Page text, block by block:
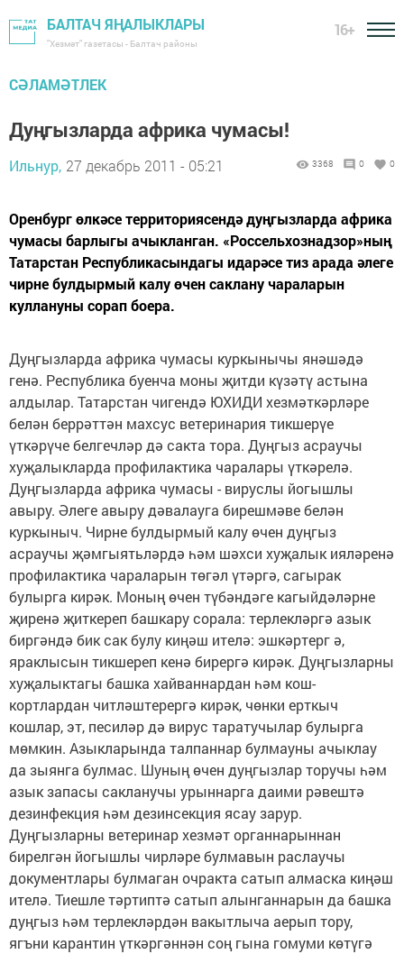
БАЛТАЧ ЯҢАЛЫКЛАРЫ
"Хезмәт" газетасы - Балтач районы
16+
СӘЛАМӘТЛЕК
Дуңгызларда африка чумасы!
Ильнур, 27 декабрь 2011 - 05:21 3368 0 0
Оренбург өлкәсе территориясендә дуңгызларда африка
чумасы барлыгы ачыкланган. «Россельхознадзор»ның
Татарстан Республикасындагы идарәсе тиз арада әлеге
чирне булдырмый калу өчен саклану чараларын
куллануны сорап боера.
Дуңгызларда африка чумасы куркынычы янәшәдә
генә. Республика буенча моны җитди күзәтү астына
алдылар. Татарстан чигендә ЮХИДИ хезмәткәрләре
белән беррәттән махсус ветеринария тикшерүе
үткәрүче белгечләр дә сакта тора. Дуңгыз асраучы
хуҗалыкларда профилактика чаралары үткәрелә.
Дуңгызларда африка чумасы - вируслы йогышлы
авыру. Әлеге авыру дәвалауга бирешмәве белән
куркыныч. Чирне булдырмый калу өчен дуңгыз
асраучы җәмгыятьләрдә һәм шәхси хуҗалык ияләренә
профилактика чараларын төгәл үтәргә, сагырак
булырга кирәк. Моның өчен түбәндәге кагыйдәләрне
җиренә җиткереп башкару сорала: терлекләргә азык
биргәндә бик сак булу киңәш ителә: эшкәртерг ә,
яраклысын тикшереп кенә бирергә кирәк. Дуңгызларны
хуҗалыктагы башка хайваннардан һәм кош-
кортлардан читләштерергә кирәк, чөнки ерткыч
кошлар, эт, песиләр дә вирус таратучылар булырга
мөмкин. Азыкларында талпаннар булмауны ачыклау
да зыянга булмас. Шуның өчен дуңгызлар торучы һәм
азык запасы сакланучы урыннарга даими рәвештә
дезинфекция һәм дезинсекция ясау зарур.
Дуңгызларны ветеринар хезмәт органнарыннан
бирелгән йогышлы чирләре булмавын раслаучы
документлары булмаган очракта сатып алмаска киңәш
ителә. Тиешле тәртиптә сатып алынганнарын да башка
дуңгыз һәм терлекләрдән вакытлыча аерып тору,
ягъни карантин үткәргәннән соң гына гомуми көтүгә